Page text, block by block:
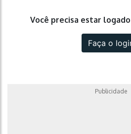
Você precisa estar
Faça o
Publicidade